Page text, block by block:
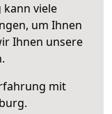
viele
um Ihnen
Ihnen unsere
mit
.